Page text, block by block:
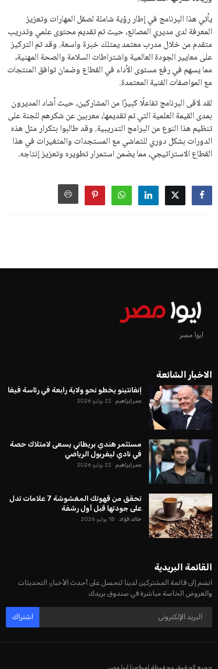
يأتي هذا البرنامج في إطار رؤية شاملة لصقل المهارات وتعزيز
المعرفة لدى مديري المصانع، حيث تم تقديم محتوى علمي وتدريب
متقدم من خلال مدرب معتمد يمتلك خبرة واسعة. وقد تم التركيز
على معايير الجودة العالمية واشتراطات السلامة والصحة المهنية،
مما يسهم في رفع مستوى الأداء في القطاع وضمان توافق المنتجات
مع المواصفات الفنية المعتمدة.
لقد لاقى البرنامج تفاعلًا كبيرًا من المشاركين، حيث أشاد المديرون
بمدى القيمة العلمية التي تم تقديمها، معربين عن شكرهم للجنة على
تنظيم هذا النوع من البرامج التدريبية. وقد طالبوا بتكرار مثل هذه
الدورات بشكل دوري للتماشي مع المستجدات والمتغيرات في هذا
القطاع الاستراتيجي، مما يضمن استمرار تطويره وتعزيز إنتاجه.
ايوا مصر
الاخبار الشائعة
إنفانتينو يخطو نحو ولاية رابعة في رئاسة فيفا
عمر إبراهيم 22 يوليو 2026
مستثمر هندي بريطاني يسعى لامتلاك حصة
في نادي ليفربول الرياضي
عمر إبراهيم 22 يوليو 2026
تحقق من قهوتك المغشوشة 7 علامات تدل
على جودتها قبل أول رشفة
خالد فؤاد 18 يوليو 2026
القائمة البريدية
انضم إلى قائمة المشتركين لدينا لتحصل على أحدث الأخبار، التحديثات
والعروض الخاصة مباشرة في صندوق بريدك
اشتراك
جميع الحقوق محفوظة لموقعنا ايوا مصر